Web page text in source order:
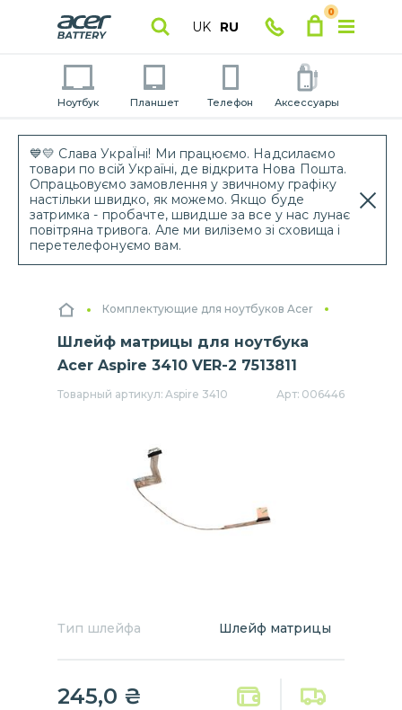
💙💛 Слава УкраЇні! Ми працюємо. Надсилаємо
товари по всій Україні, де відкрита Нова Пошта.
Опрацьовуємо замовлення у звичному графіку
настільки швидко, як можемо. Якщо буде
затримка - пробачте, швидше за все у нас лунає
повітряна тривога. Але ми виліземо зі сховища і
перетелефонуємо вам.
UK RU
0
Ноутбук Планшет Телефон Аксессуары
Комплектующие для ноутбуков Acer
Шлейф матрицы для ноутбука
Acer Aspire 3410 VER-2 7513811
Товарный артикул: Aspire 3410 Арт: 006446
Тип шлейфа Шлейф матрицы
245,0 ₴